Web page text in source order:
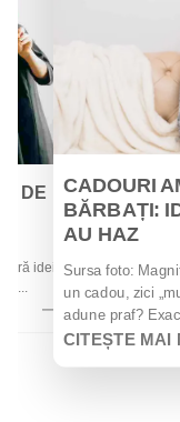
DE
idei
la...
CADOURI
BĂRBAȚI:
AU HAZ
Sursa foto:
un cadou, zici
adune praf?
CITEȘTE MAI